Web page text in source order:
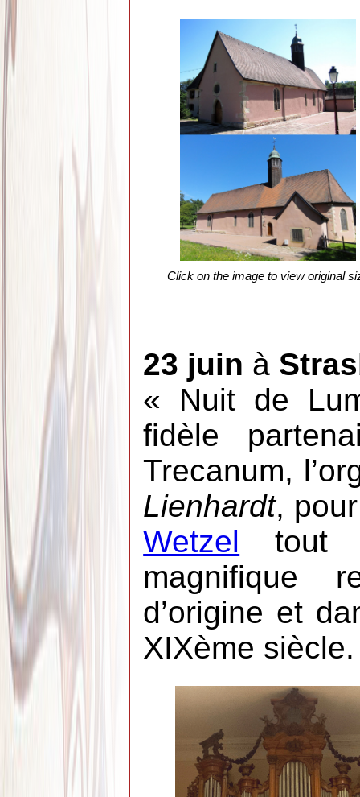
Click on the image to view original
23 juin à
« Nuit de
fidèle
Trecanum,
Lienhardt,
Wetzel tout
magnifique
d’origine et
XIXème siècle.